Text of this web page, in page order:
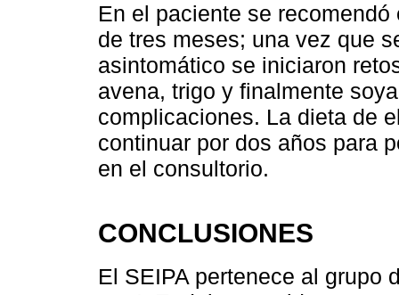
En el paciente se
de tres meses; una vez que
asintomático se iniciaron
avena, trigo y finalmente
complicaciones. La dieta de
continuar por dos años para
en el consultorio.
CONCLUSIONES
El SEIPA pertenece al grupo